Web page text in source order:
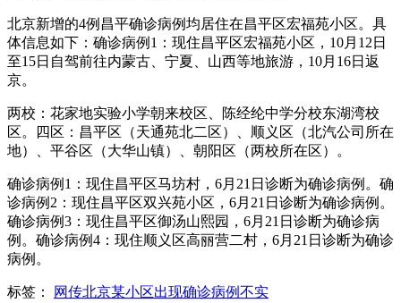
北京新增的4例昌平确诊病例均居住在昌平区宏福苑小区。具
体信息如下：确诊病例1：现住昌平区宏福苑小区，10月12日
至15日自驾前往内蒙古、宁夏、山西等地旅游，10月16日返
京。
两校：花家地实验小学朝来校区、陈经纶中学分校东湖湾校
区。四区：昌平区（天通苑北二区）、顺义区（北汽公司所在
地）、平谷区（大华山镇）、朝阳区（两校所在区）。
确诊病例1：现住昌平区马坊村，6月21日诊断为确诊病例。确
诊病例2：现住昌平区双兴苑小区，6月21日诊断为确诊病例。
确诊病例3：现住昌平区御汤山熙园，6月21日诊断为确诊病
例。确诊病例4：现住顺义区高丽营二村，6月21日诊断为确诊
病例。
标签： 网传北京某小区出现确诊病例不实